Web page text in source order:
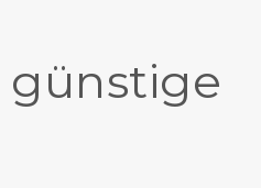
günstige